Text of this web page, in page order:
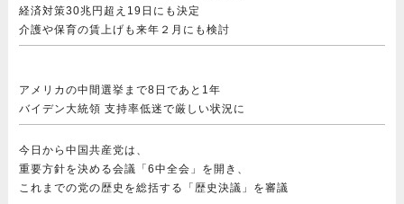
経済対策30兆円超え19日にも決定
介護や保育の賃上げも来年２月にも検討
アメリカの中間選挙まで8日であと1年
バイデン大統領 支持率低迷で厳しい状況に
今日から中国共産党は、
重要方針を決める会議「6中全会」を開き、
これまでの党の歴史を総括する「歴史決議」を審議